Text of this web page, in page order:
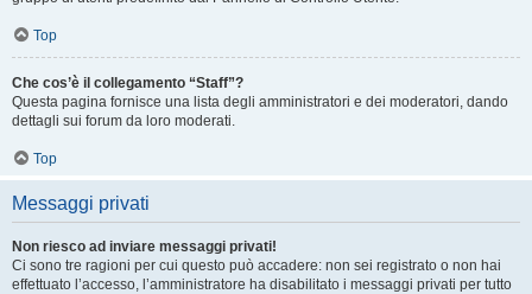
Top
Che cos’è il collegamento “Staff”?
Questa pagina fornisce una lista degli amministratori e dei moderatori, dando
dettagli sui forum da loro moderati.
Top
Messaggi privati
Non riesco ad inviare messaggi privati!
Ci sono tre ragioni per cui questo può accadere: non sei registrato o non hai
effettuato l’accesso, l’amministratore ha disabilitato i messaggi privati per tutto